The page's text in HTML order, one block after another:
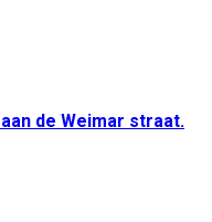
de Weimar straat.